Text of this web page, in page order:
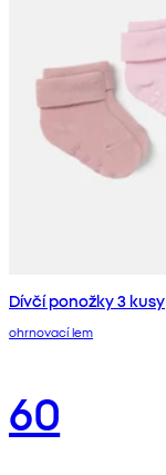
Dívčí ponožky 3 kusy
ohrnovací lem
60